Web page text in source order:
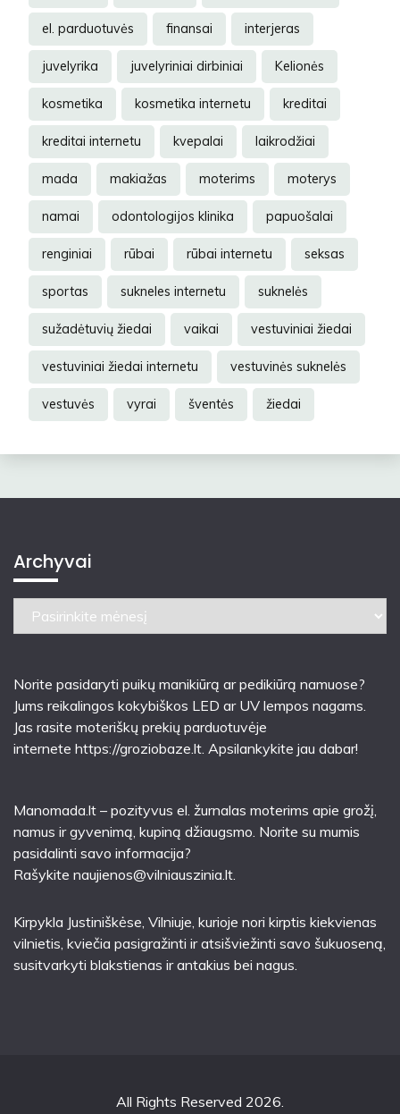
el. parduotuvės finansai interjeras
juvelyrika juvelyriniai dirbiniai Kelionės
kosmetika kosmetika internetu kreditai
kreditai internetu kvepalai laikrodžiai
mada makiažas moterims moterys
namai odontologijos klinika papuošalai
renginiai rūbai rūbai internetu seksas
sportas sukneles internetu suknelės
sužadėtuvių žiedai vaikai vestuviniai žiedai
vestuviniai žiedai internetu vestuvinės suknelės
vestuvės vyrai šventės žiedai
Archyvai
Archyvai
Norite pasidaryti puikų manikiūrą ar pedikiūrą namuose?
Jums reikalingos kokybiškos LED ar UV lempos nagams.
Jas rasite moteriškų prekių parduotuvėje
internete https://groziobaze.lt. Apsilankykite jau dabar!
Manomada.lt – pozityvus el. žurnalas moterims apie grožį,
namus ir gyvenimą, kupiną džiaugsmo. Norite su mumis
pasidalinti savo informacija?
Rašykite naujienos@vilniauszinia.lt.
Kirpykla Justiniškėse, Vilniuje, kurioje nori kirptis kiekvienas
vilnietis, kviečia pasigražinti ir atsišviežinti savo šukuoseną,
susitvarkyti blakstienas ir antakius bei nagus.
All Rights Reserved 2026.